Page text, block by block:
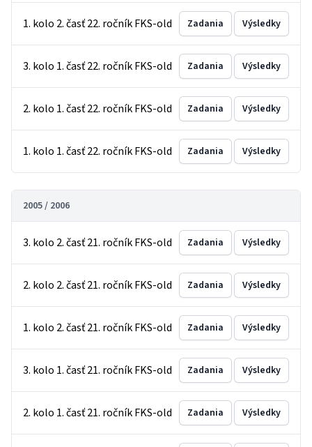
1. kolo 2. časť 22. ročník FKS-old Zadania Výsledky
3. kolo 1. časť 22. ročník FKS-old Zadania Výsledky
2. kolo 1. časť 22. ročník FKS-old Zadania Výsledky
1. kolo 1. časť 22. ročník FKS-old Zadania Výsledky
2005 / 2006
3. kolo 2. časť 21. ročník FKS-old Zadania Výsledky
2. kolo 2. časť 21. ročník FKS-old Zadania Výsledky
1. kolo 2. časť 21. ročník FKS-old Zadania Výsledky
3. kolo 1. časť 21. ročník FKS-old Zadania Výsledky
2. kolo 1. časť 21. ročník FKS-old Zadania Výsledky